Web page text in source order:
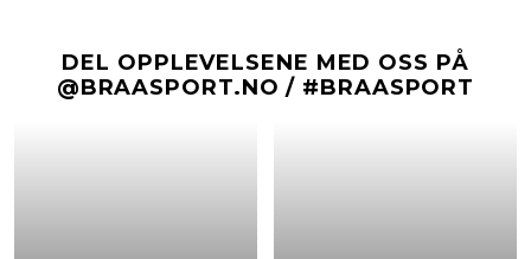
DEL OPPLEVELSENE MED OSS PÅ
@BRAASPORT.NO / #BRAASPORT